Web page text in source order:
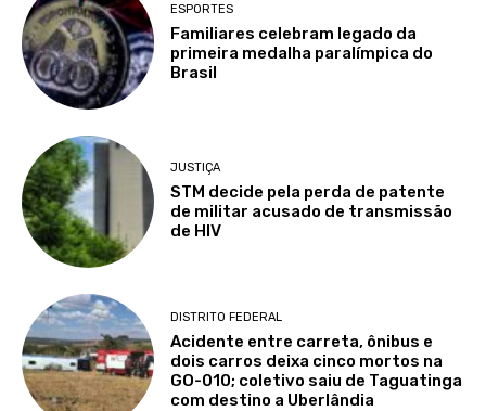
ESPORTES
Familiares celebram legado da
primeira medalha paralímpica do
Brasil
JUSTIÇA
STM decide pela perda de patente
de militar acusado de transmissão
de HIV
DISTRITO FEDERAL
Acidente entre carreta, ônibus e
dois carros deixa cinco mortos na
GO-010; coletivo saiu de Taguatinga
com destino a Uberlândia